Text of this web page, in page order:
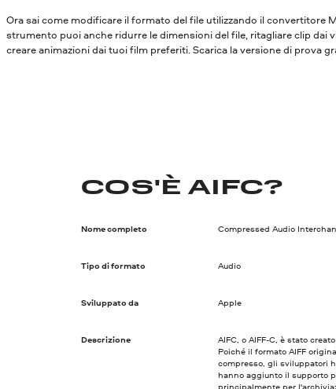
Ora sai come modificare il formato del file utilizzando il convertitore
strumento puoi anche ridurre le dimensioni del file, ritagliare clip dai
creare animazioni dai tuoi film preferiti. Scarica la versione di prova
COS'È AIFC?
Nome completo Compressed Audio
Tipo di formato Audio
Sviluppato da Apple
Descrizione
AIFC, o AIFF-C, è stato
Poiché il formato AIFF
compresso, gli sviluppatori
hanno aggiunto il supporto
principalmente per